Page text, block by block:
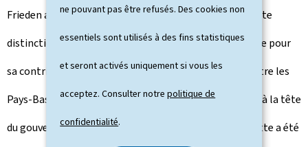
ne pouvant pas être refusés. Des cookies non
essentiels sont utilisés à des fins statistiques
et seront activés uniquement si vous les
acceptez. Consulter notrepolitique de
confidentialité.
Frieden a remis, au nom de S.A.R. le Grand-Duc, une haute
distinction honorifique au Premier ministre Mark Rutte pour
sa contribution au renforcement des liens d'amitié entre les
Pays-Bas et le Luxembourg. À la suite de treize années à la tête
du gouvernement néerlandais, le Premier ministre Rutte a été